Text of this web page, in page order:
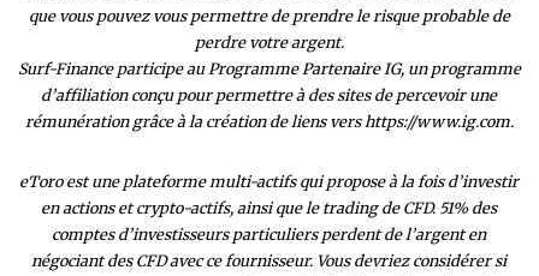
que vous pouvez vous permettre de prendre le risque probable de
perdre votre argent.
Surf-Finance participe au Programme Partenaire IG, un programme
d’affiliation conçu pour permettre à des sites de percevoir une
rémunération grâce à la création de liens vers https://www.ig.com.
eToro est une plateforme multi-actifs qui propose à la fois d’investir
en actions et crypto-actifs, ainsi que le trading de CFD. 51% des
comptes d’investisseurs particuliers perdent de l’argent en
négociant des CFD avec ce fournisseur. Vous devriez considérer si